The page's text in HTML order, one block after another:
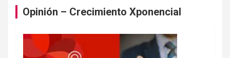
Opinión – Crecimiento Xponencial